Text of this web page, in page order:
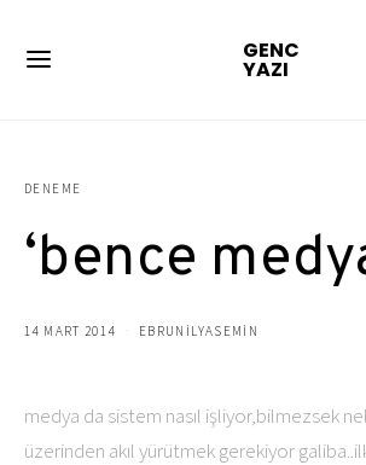
GENC
YAZI
DENEME
‘bence
14 MART 2014 EBRUNILYASEMIN
medya da sistem nasıl işliyor,bilmezsek
üzerinden akıl yürütmek gerekiyor